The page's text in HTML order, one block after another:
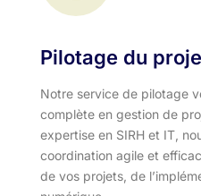
Pilotage du
Notre service de pilotage
complète en gestion de
expertise en SIRH et IT,
coordination agile et
de vos projets, de